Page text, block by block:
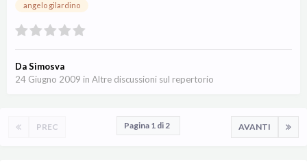
angelo gilardino
DaSimosva
24 Giugno 2009 in Altre discussioni sul repertorio
PREC AVANTI
Pagina 1 di 2